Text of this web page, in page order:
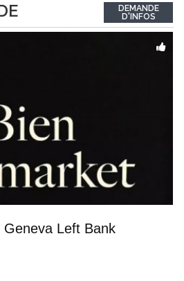
each with its own bathroom,
privacy. Private...
DEMANDE
D'INFOS
Left Bank